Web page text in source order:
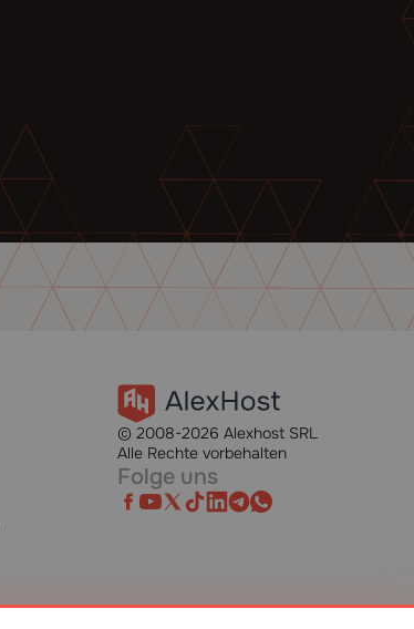
© 2008-2026 Alexhost SRL
Alle Rechte vorbehalten
Folge uns